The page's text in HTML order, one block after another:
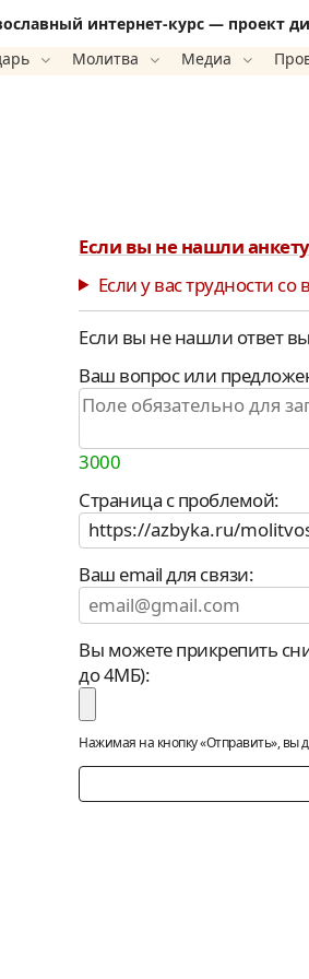
интернет-курс — проект
Молитва Медиа
Если вы не нашли
Если у вас трудности
Если вы не нашли ответ
Ваш вопрос или
3000
Страница с проблемой:
Ваш email для связи:
Вы можете прикрепить
до 4МБ):
Нажимая на кнопку «Отправить», вы